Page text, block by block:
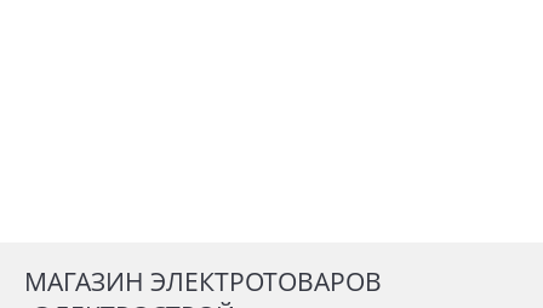
МАГАЗИН ЭЛЕКТРОТОВАРОВ